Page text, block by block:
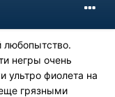
любопытство.
негры очень
ультро фиолета на
грязными